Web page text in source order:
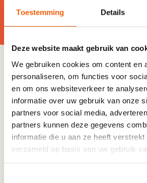
Toestemming Details
Deze website maakt gebruik van
We gebruiken cookies om content en
personaliseren, om functies voor
en om ons websiteverkeer te
informatie over uw gebruik van onze
partners voor social media,
partners kunnen deze gegevens
informatie die u aan ze heeft verstrekt
verzameld op basis van uw gebruik
Geslacht
* De heer Mevrouw
First
Tussenvoegsel
Last
E-mailadres *